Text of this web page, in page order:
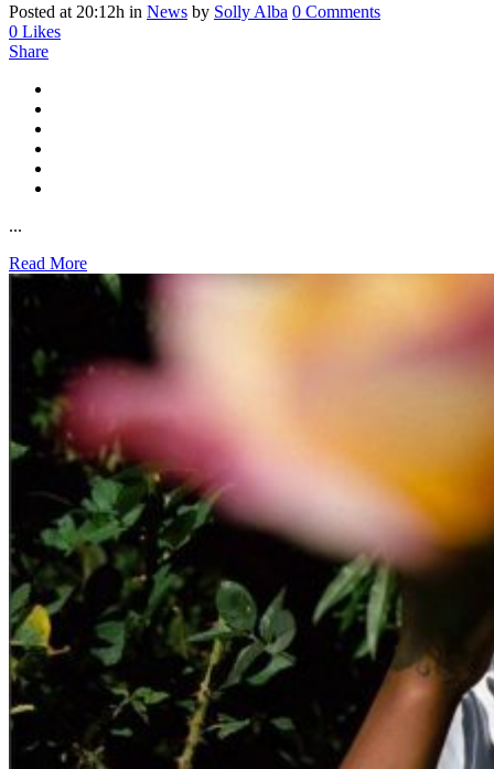
Posted at 20:12h in News by Solly Alba 0 Comments
0 Likes
Share
...
Read More